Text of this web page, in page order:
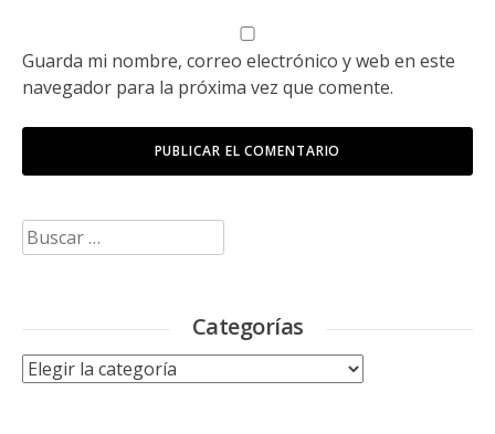
Guarda mi nombre, correo electrónico y web en este
navegador para la próxima vez que comente.
Buscar:
Categorías
Categorías